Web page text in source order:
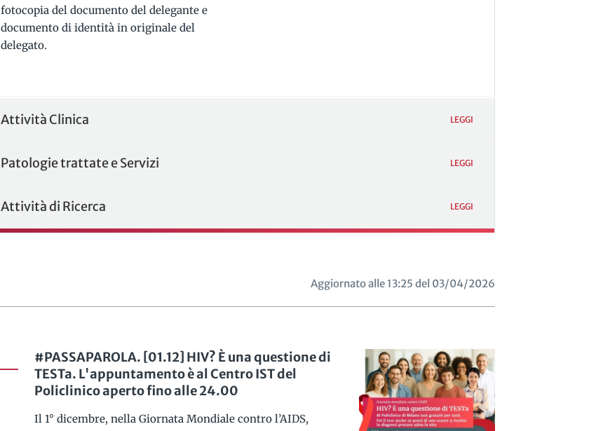
fotocopia del documento del delegante e
documento di identità in originale del
delegato.
Attività Clinica LEGGI
Patologie trattate e Servizi LEGGI
Attività di Ricerca LEGGI
Aggiornato alle 13:25 del 03/04/2026
#PASSAPAROLA. [01.12] HIV? È una questione di
TESTa. L'appuntamento è al Centro IST del
Policlinico aperto fino alle 24.00
Il 1° dicembre, nella Giornata Mondiale contro l’AIDS,